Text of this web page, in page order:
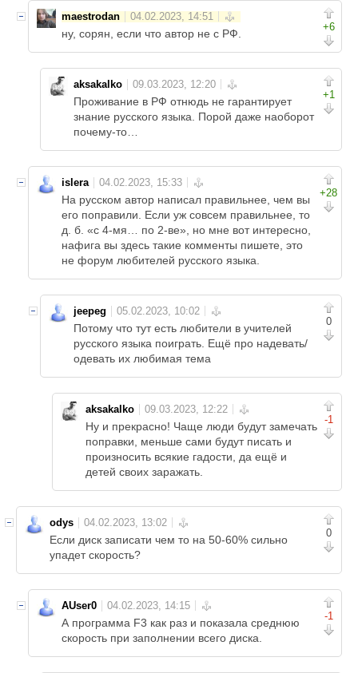
+6
maestrodan
ну, сорян, если что автор не с РФ.
+1
aksakalko
Проживание в РФ отнюдь не гарантирует
знание русского языка. Порой даже наоборот
почему-то…
+28
islera
На русском автор написал правильнее, чем вы
его поправили. Если уж совсем правильнее, то
д. б. «с 4-мя… по 2-ве», но мне вот интересно,
нафига вы здесь такие комменты пишете, это
не форум любителей русского языка.
0
jeepeg
Потому что тут есть любители в учителей
русского языка поиграть. Ещё про надевать/
одевать их любимая тема
-1
aksakalko
Ну и прекрасно! Чаще люди будут замечать
поправки, меньше сами будут писать и
произносить всякие гадости, да ещё и
детей своих заражать.
0
odys
Если диск записати чем то на 50-60% сильно
упадет скорость?
-1
AUser0
А программа F3 как раз и показала среднюю
скорость при заполнении всего диска.